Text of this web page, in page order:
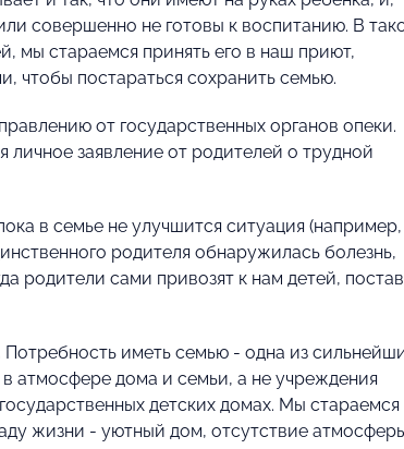
совершенно не готовы к воспитанию. В
мы стараемся принять его в наш приют,
чтобы постараться сохранить семью.
от государственных органов опеки.
заявление от родителей о трудной
в семье не улучшится ситуация (например,
родителя обнаружилась болезнь,
родители сами привозят к нам детей,
Потребность иметь семью - одна из
атмосфере дома и семьи, а не учреждения
детских домах. Мы стараемся
жизни - уютный дом, отсутствие